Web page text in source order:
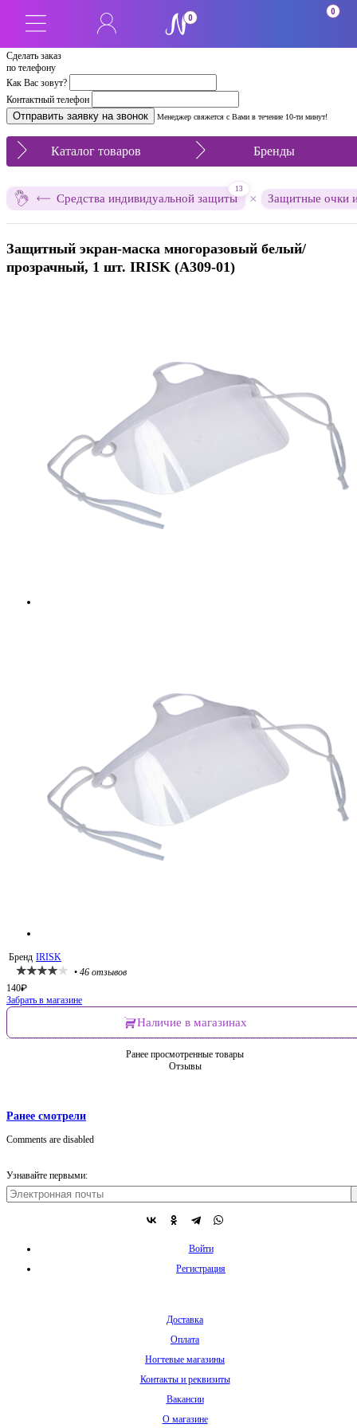
Сделать заказ
по телефону
Как Вас зовут?
Контактный телефон
Менеджер свяжется с Вами в течение 10-ти минут!
0
0
Каталог товаров Бренды
Средства индивидуальной защиты
13
× Защитные очки
Защитный экран-маска многоразовый белый/
прозрачный, 1 шт. IRISK (А309-01)
Бренд IRISK
• 46 отзывов
140₽
Забрать в магазине
Наличие в магазинах
Ранее просмотренные товары
Отзывы
Ранее смотрели
Comments are disabled
Узнавайте первыми:
Войти
Регистрация
Доставка
Оплата
Ногтевые магазины
Контакты и реквизиты
Вакансии
О магазине